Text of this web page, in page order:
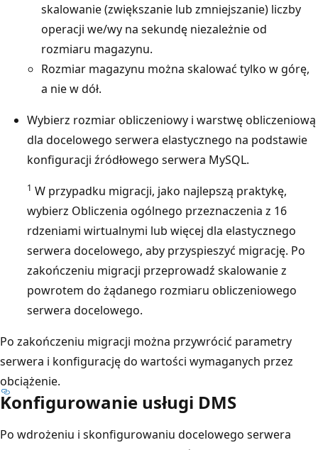
skalowanie (zwiększanie lub zmniejszanie) liczby
operacji we/wy na sekundę niezależnie od
rozmiaru magazynu.
Rozmiar magazynu można skalować tylko w górę,
a nie w dół.
Wybierz rozmiar obliczeniowy i warstwę obliczeniową
dla docelowego serwera elastycznego na podstawie
konfiguracji źródłowego serwera MySQL.
1 W przypadku migracji, jako najlepszą praktykę,
wybierz Obliczenia ogólnego przeznaczenia z 16
rdzeniami wirtualnymi lub więcej dla elastycznego
serwera docelowego, aby przyspieszyć migrację. Po
zakończeniu migracji przeprowadź skalowanie z
powrotem do żądanego rozmiaru obliczeniowego
serwera docelowego.
Po zakończeniu migracji można przywrócić parametry
serwera i konfigurację do wartości wymaganych przez
obciążenie.
Konfigurowanie usługi DMS
Po wdrożeniu i skonfigurowaniu docelowego serwera